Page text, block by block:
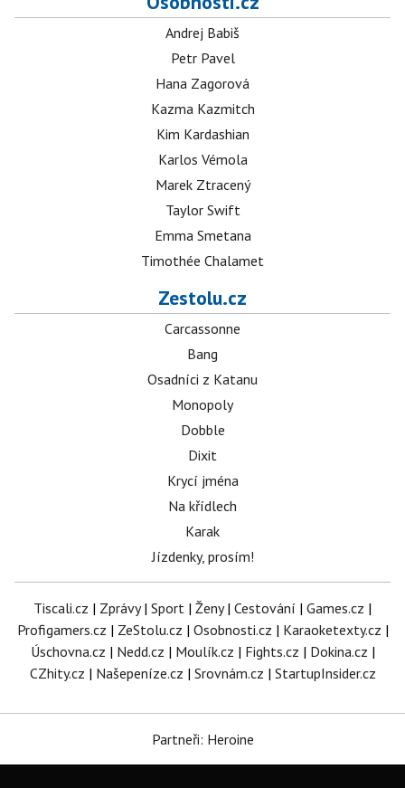
Andrej Babiš
Petr Pavel
Hana Zagorová
Kazma Kazmitch
Kim Kardashian
Karlos Vémola
Marek Ztracený
Taylor Swift
Emma Smetana
Timothée Chalamet
Zestolu.cz
Carcassonne
Bang
Osadníci z Katanu
Monopoly
Dobble
Dixit
Krycí jména
Na křídlech
Karak
Jízdenky, prosím!
Tiscali.cz | Zprávy| Sport | Ženy| Cestování | Games.cz |
Profigamers.cz | ZeStolu.cz | Osobnosti.cz | Karaoketexty.cz |
Úschovna.cz | Nedd.cz | Moulík.cz | Fights.cz | Dokina.cz |
CZhity.cz | Našepeníze.cz | Srovnám.cz | StartupInsider.cz
Partneři: Heroine